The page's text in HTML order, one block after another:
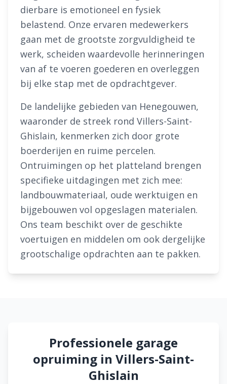
dierbare is emotioneel en fysiek
belastend. Onze ervaren medewerkers
gaan met de grootste zorgvuldigheid te
werk, scheiden waardevolle herinneringen
van af te voeren goederen en overleggen
bij elke stap met de opdrachtgever.
De landelijke gebieden van Henegouwen,
waaronder de streek rond Villers-Saint-
Ghislain, kenmerken zich door grote
boerderijen en ruime percelen.
Ontruimingen op het platteland brengen
specifieke uitdagingen met zich mee:
landbouwmateriaal, oude werktuigen en
bijgebouwen vol opgeslagen materialen.
Ons team beschikt over de geschikte
voertuigen en middelen om ook dergelijke
grootschalige opdrachten aan te pakken.
Professionele garage
opruiming in Villers-Saint-
Ghislain